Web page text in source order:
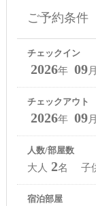
ご予約条件
チェックイン
2026年 09月
チェックアウト
2026年 09月
人数/部屋数
大人 2名 子
宿泊部屋